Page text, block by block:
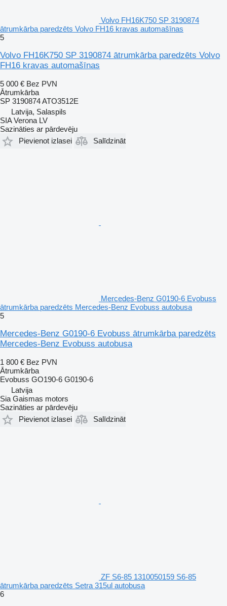
Volvo FH16K750 SP 3190874
ātrumkārba paredzēts Volvo FH16 kravas automašīnas
5
Volvo FH16K750 SP 3190874 ātrumkārba paredzēts Volvo
FH16 kravas automašīnas
5 000 € Bez PVN
Ātrumkārba
SP 3190874 ATO3512E
Latvija, Salaspils
SIA Verona LV
Sazināties ar pārdevēju
Pievienot izlasei
Salīdzināt
Mercedes-Benz G0190-6 Evobuss
ātrumkārba paredzēts Mercedes-Benz Evobuss autobusa
5
Mercedes-Benz G0190-6 Evobuss ātrumkārba paredzēts
Mercedes-Benz Evobuss autobusa
1 800 € Bez PVN
Ātrumkārba
Evobuss GO190-6 G0190-6
Latvija
Sia Gaismas motors
Sazināties ar pārdevēju
Pievienot izlasei
Salīdzināt
ZF S6-85 1310050159 S6-85
ātrumkārba paredzēts Setra 315ul autobusa
6